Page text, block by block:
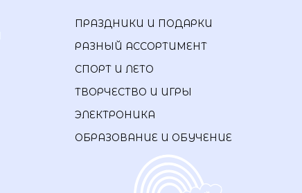
ПРАЗДНИКИ И ПОДАРКИ
РАЗНЫЙ АССОРТИМЕНТ
СПОРТ И ЛЕТО
ТВОРЧЕСТВО И ИГРЫ
ЭЛЕКТРОНИКА
ОБРАЗОВАНИЕ И ОБУЧЕНИЕ